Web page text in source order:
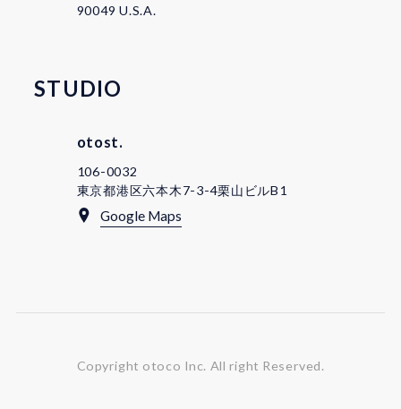
90049 U.S.A.
STUDIO
otost.
106-0032
東京都港区六本木7-3-4栗山ビルB1
Google Maps
Copyright otoco Inc. All right Reserved.